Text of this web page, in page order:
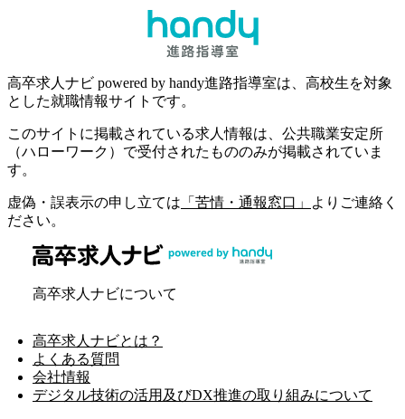
高卒求人ナビ powered by handy進路指導室は、高校生を対象
とした就職情報サイトです。
このサイトに掲載されている求人情報は、公共職業安定所
（ハローワーク）で受付されたもののみが掲載されていま
す。
虚偽・誤表示の申し立ては 「苦情・通報窓口」
よりご連絡く
ださい。
高卒求人ナビについて
高卒求人ナビとは？
よくある質問
会社情報
デジタル技術の活用及びDX推進の取り組みについて